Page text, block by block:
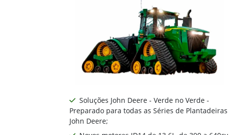
Soluções John Deere - Verde no Verde -
Preparado para todas as Séries de Plantadeiras
John Deere;